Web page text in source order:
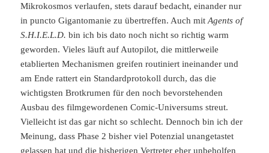
Mikrokosmos verlaufen, stets darauf bedacht, einander nur
in puncto Gigantomanie zu übertreffen. Auch mitAgents of
S.H.I.E.L.D. bin ich bis dato noch nicht so richtig warm
geworden. Vieles läuft auf Autopilot, die mittlerweile
etablierten Mechanismen greifen routiniert ineinander und
am Ende rattert ein Standardprotokoll durch, das die
wichtigsten Brotkrumen für den noch bevorstehenden
Ausbau des filmgewordenen Comic-Universums streut.
Vielleicht ist das gar nicht so schlecht. Dennoch bin ich der
Meinung, dass Phase 2 bisher viel Potenzial unangetastet
gelassen hat und die bisherigen Vertreter eher unbeholfen